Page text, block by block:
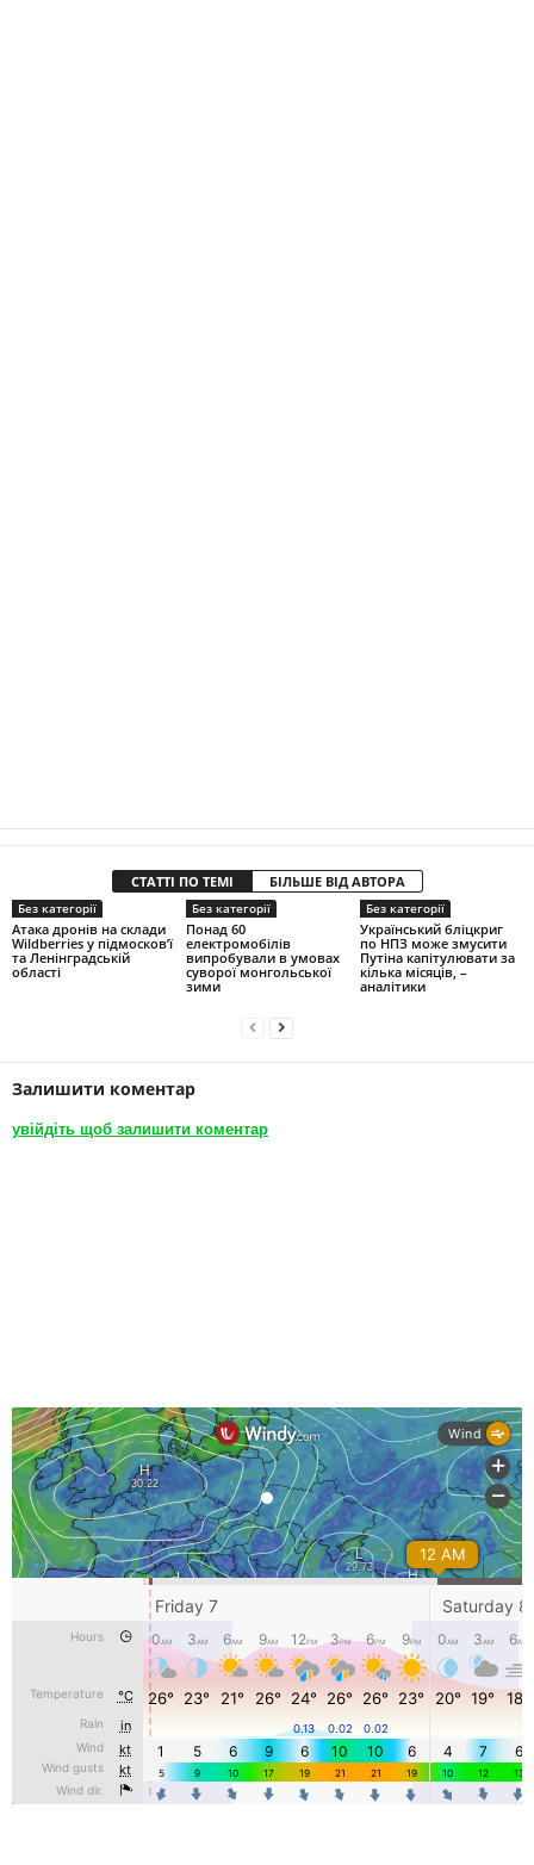
СТАТТІ ПО ТЕМІ БІЛЬШЕ ВІД АВТОРА
Без категорії
Атака дронів на склади
Wildberries у підмосков’ї
та Ленінградській
області
Без категорії
Понад 60
електромобілів
випробували в умовах
суворої монгольської
зими
Без категорії
Український бліцкриг
по НПЗ може змусити
Путіна капітулювати за
кілька місяців, –
аналітики
Залишити коментар
увійдіть щоб залишити коментар